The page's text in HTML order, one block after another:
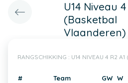
U14 Niveau 4
(Basketbal
Vlaanderen)
RANGSCHIKKING : U14 NIVEAU 4 R2
# Team GW W